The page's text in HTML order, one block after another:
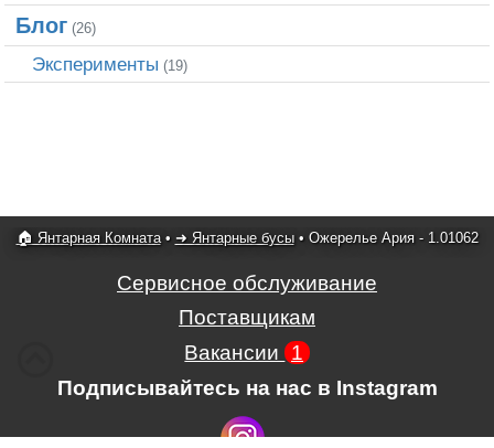
Блог (26)
Эксперименты (19)
🏠 Янтарная Комната• ➜ Янтарные бусы• Ожерелье Ария - 1.01062
Сервисное обслуживание
Поставщикам
Вакансии 1
Подписывайтесь на нас в Instagram